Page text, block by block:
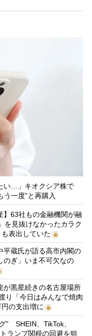
い…」キオクシア株で
一度”と再購入
】63社もの金融機関が融
を見抜けなかったカラク
表出していた
平蔵氏が語る高市内閣の
ぎ」いま不可欠なの
が黒星続きの名古屋場所
り「今日はみんなで焼肉
の支出増に
” SHEIN、TikTok、
ランプ関税の回避を狙